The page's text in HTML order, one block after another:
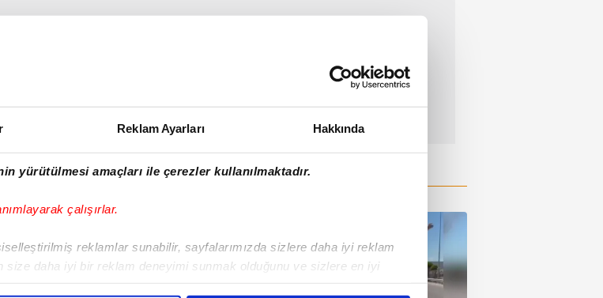
Reklam Ayarları Hakkında
yürütülmesi amaçları ile çerezler kullanılmaktadır.
çalışırlar.
reklamlar sunabilir, sayfalarımızda sizlere daha iyi reklam
size daha iyi bir reklam deneyimi sunmak olduğunu ve sizlere en iyi